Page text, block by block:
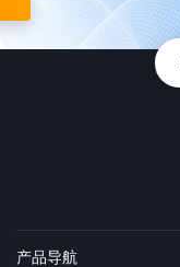
产品导航